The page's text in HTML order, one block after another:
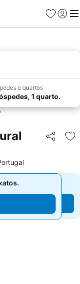
Favoritos
Iniciar
e quartos
1 quarto.
Partilhar